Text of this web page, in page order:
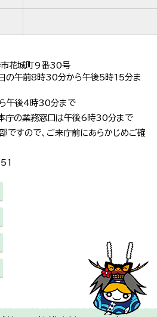
花城町9番30号
の午前8時30分から午後5時15分ま
午後4時30分まで
庁の業務窓口は午後6時30分まで
ですので、ご来庁前にあらかじめご確